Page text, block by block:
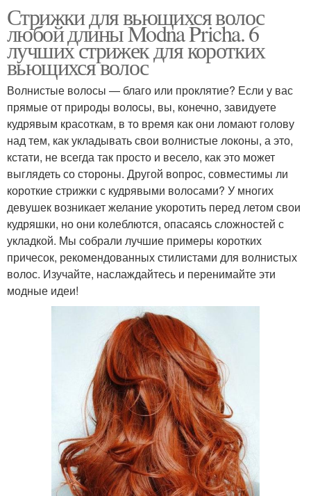
Стрижки для вьющихся волос
любой длины Modna Pricha. 6
лучших стрижек для коротких
вьющихся волос
Волнистые волосы — благо или проклятие? Если у вас
прямые от природы волосы, вы, конечно, завидуете
кудрявым красоткам, в то время как они ломают голову
над тем, как укладывать свои волнистые локоны, а это,
кстати, не всегда так просто и весело, как это может
выглядеть со стороны. Другой вопрос, совместимы ли
короткие стрижки с кудрявыми волосами? У многих
девушек возникает желание укоротить перед летом свои
кудряшки, но они колеблются, опасаясь сложностей с
укладкой. Мы собрали лучшие примеры коротких
причесок, рекомендованных стилистами для волнистых
волос. Изучайте, наслаждайтесь и перенимайте эти
модные идеи!